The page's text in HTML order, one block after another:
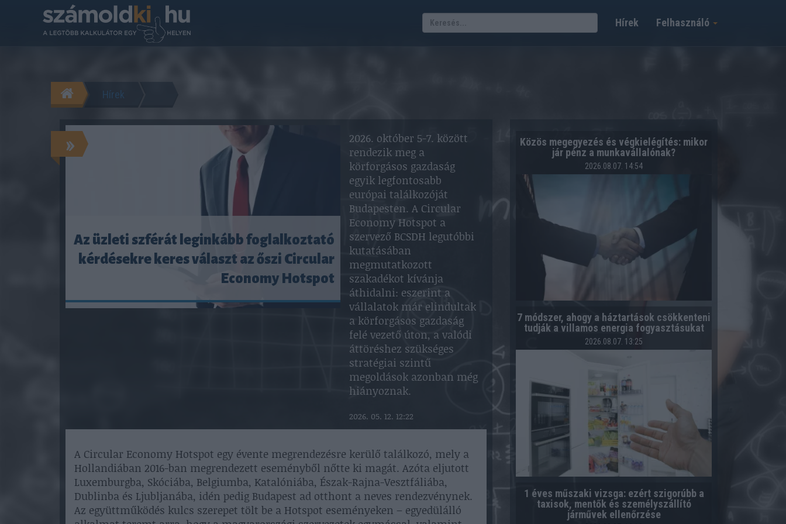
Felhasználó
Hírek
Hírek
»
Az üzleti szférát leginkább foglalkoztató
kérdésekre keres választ az őszi Circular
Economy Hotspot
2026. október 5-7. között
rendezik meg a
körforgásos gazdaság
egyik legfontosabb
európai találkozóját
Budapesten. A Circular
Economy Hotspot a
szervező BCSDH legutóbbi
kutatásában
megmutatkozott
szakadékot kívánja
áthidalni: eszerint a
vállalatok már elindultak
a körforgásos gazdaság
felé vezető úton, a valódi
áttöréshez szükséges
stratégiai szintű
megoldások azonban még
hiányoznak.
2026. 05. 12. 12:22
A Circular Economy Hotspot egy évente megrendezésre kerülő találkozó, mely a
Hollandiában 2016-ban megrendezett eseményből nőtte ki magát. Azóta eljutott
Luxemburgba, Skóciába, Belgiumba, Katalóniába, Észak-Rajna-Vesztfáliába,
Dublinba és Ljubljanába, idén pedig Budapest ad otthont a neves rendezvénynek.
Az együttműködés kulcs szerepet tölt be a Hotspot eseményeken – egyedülálló
Közös megegyezés és végkielégítés: mikor
jár pénz a munkavállalónak?
2026.08.07. 14:54
7 módszer, ahogy a háztartások csökkenteni
tudják a villamos energia fogyasztásukat
2026.08.07. 13:25
1 éves műszaki vizsga: ezért szigorúbb a
taxisok, mentők és személyszállító
járművek ellenőrzése